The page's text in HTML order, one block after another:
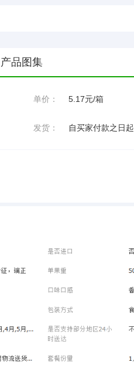
产品图集
单价： 5.17元/箱
发货： 自买家付款之日起